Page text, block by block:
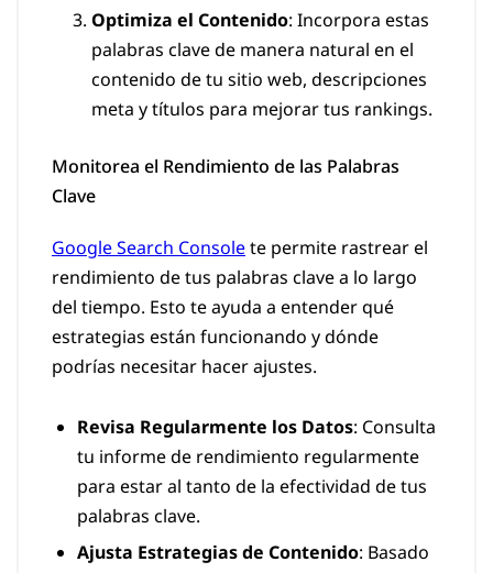
Optimiza el Contenido: Incorpora estas
palabras clave de manera natural en el
contenido de tu sitio web, descripciones
meta y títulos para mejorar tus rankings.
Monitorea el Rendimiento de las Palabras
Clave
Google Search Consolete permite rastrear el
rendimiento de tus palabras clave a lo largo
del tiempo. Esto te ayuda a entender qué
estrategias están funcionando y dónde
podrías necesitar hacer ajustes.
Revisa Regularmente los Datos: Consulta
tu informe de rendimiento regularmente
para estar al tanto de la efectividad de tus
palabras clave.
Ajusta Estrategias de Contenido: Basado